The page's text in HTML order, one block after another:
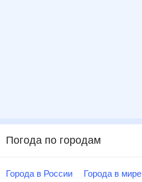
Погода по городам
Города в России Города в мире